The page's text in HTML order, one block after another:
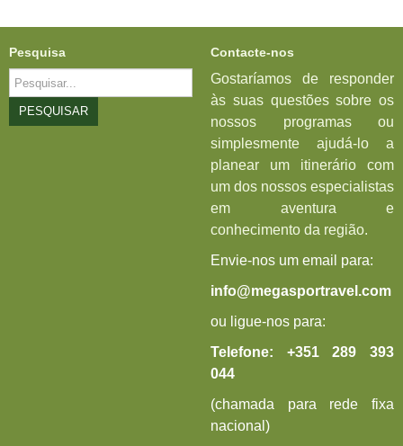
Pesquisa
Pesquisar...
PESQUISAR
Contacte-nos
Gostaríamos de responder
às suas questões sobre os
nossos programas ou
simplesmente ajudá-lo a
planear um itinerário com
um dos nossos especialistas
em aventura e
conhecimento da região.
Envie-nos um email para:
info@megasportravel.com
ou ligue-nos para:
Telefone: +351 289 393
044
(chamada para rede fixa
nacional)